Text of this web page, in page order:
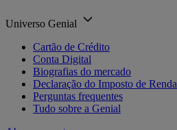
Universo Genial
Cartão de Crédito
Conta Digital
Biografias do mercado
Declaração do Imposto de Renda
Perguntas frequentes
Tudo sobre a Genial